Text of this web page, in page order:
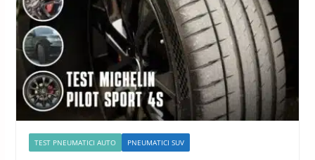
TEST PNEUMATICI AUTO PNEUMATICI SUV